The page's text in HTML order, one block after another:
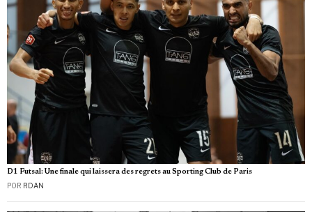
D1 Futsal: Une finale qui laissera des regrets au Sporting Club de Paris
POR RDAN